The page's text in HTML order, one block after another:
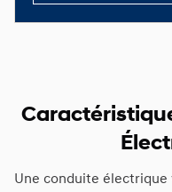
Une conduite électrique